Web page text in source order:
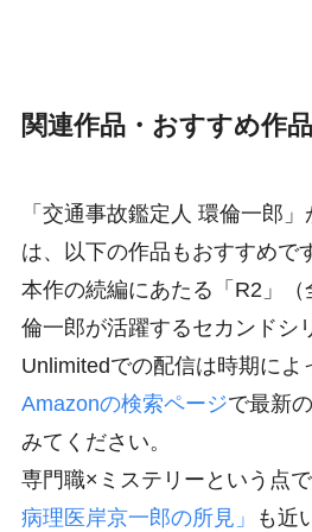
関連作品・おすすめ作品
「交通事故鑑定人 環倫一郎
は、以下の作品もおすすめで
本作の続編にあたる「R2」
倫一郎が活躍するセカンドシ
Unlimitedでの配信は時期によ
Amazonの検索ページで最新
みてください。
専門職×ミステリーという点で
病理医岸京一郎の所見」
も近